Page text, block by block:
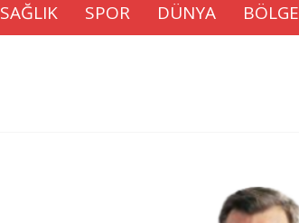
SAĞLIK SPOR DÜNYA BÖLGE